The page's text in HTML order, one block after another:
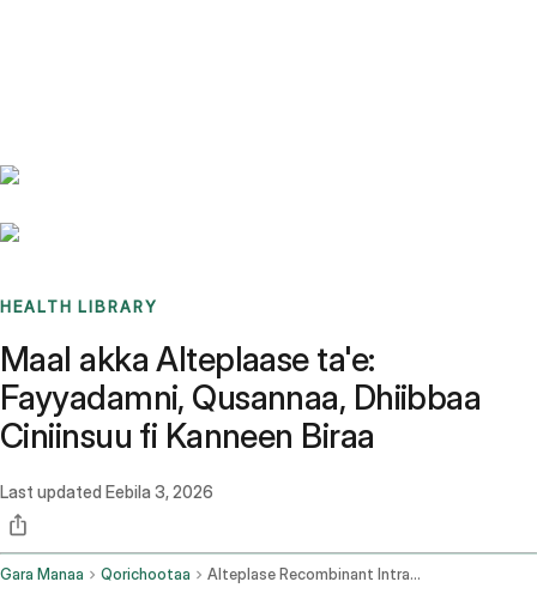
HEALTH LIBRARY
Maal akka Alteplaase ta'e:
Fayyadamni, Qusannaa, Dhiibbaa
Ciniinsuu fi Kanneen Biraa
Last updated Eebila 3, 2026
Gara Manaa Qorichootaa Alteplase Recombinant Intravenous Route